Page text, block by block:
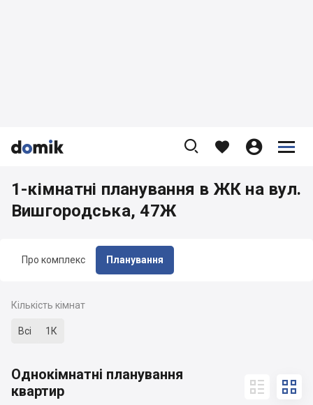


    


Про комплекс Планування
1-кімнатні планування в ЖК на вул.
Вишгородська, 47Ж
Кількість кімнат
Всі 1К
Однокімнатні планування
квартир
 